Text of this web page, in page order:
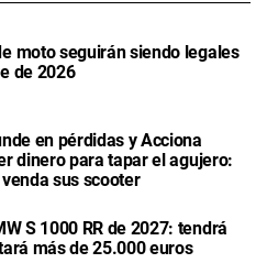
moto seguirán siendo legales
de 2026
en pérdidas y Acciona
dinero para tapar el agujero:
sus scooter
S 1000 RR de 2027: tendrá
más de 25.000 euros